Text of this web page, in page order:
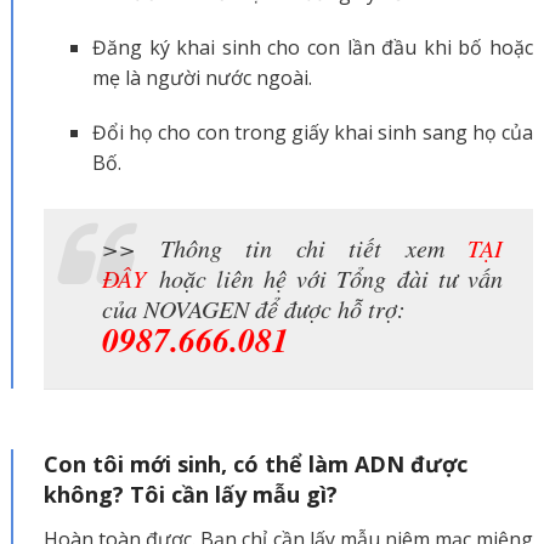
Đăng ký khai sinh cho con lần đầu khi bố hoặc
mẹ là người nước ngoài.
Đổi họ cho con trong giấy khai sinh sang họ của
Bố.
>> Thông tin chi tiết xem TẠI
ĐÂYhoặc liên hệ với Tổng đài tư vấn
của NOVAGEN để được hỗ trợ:
0987.666.081
Con tôi mới sinh, có thể làm ADN được
không? Tôi cần lấy mẫu gì?